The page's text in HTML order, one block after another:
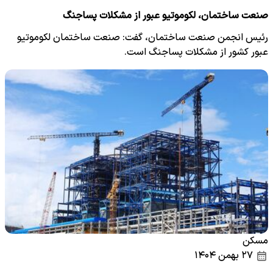
صنعت ساختمان، لکوموتیو عبور از مشکلات پساجنگ
رئیس انجمن صنعت ساختمان، گفت: صنعت ساختمان لکوموتیو
عبور کشور از مشکلات پساجنگ است.
مسکن